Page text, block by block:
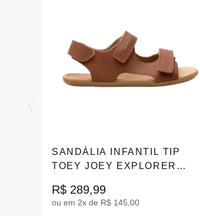
SANDÁLIA INFANTIL TIP
TOEY JOEY EXPLORER
R$ 289,99
ou em 2x de R$ 145,00